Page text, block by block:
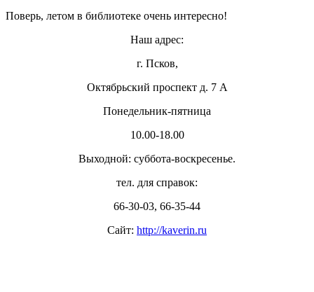
Поверь, летом в библиотеке очень интересно!
Наш адрес:
г. Псков,
Октябрьский проспект д. 7 А
Понедельник-пятница
10.00-18.00
Выходной: суббота-воскресенье.
тел. для справок:
66-30-03, 66-35-44
Сайт: http://kaverin.ru